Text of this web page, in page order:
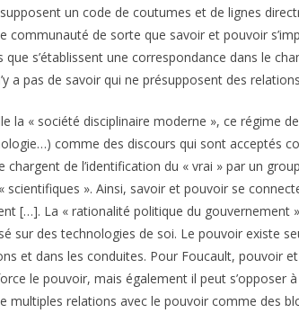
un code de coutumes et de lignes
communauté de sorte que savoir et pouvoir
s’établissent une correspondance dans le
a pas de savoir qui ne présupposent des
la « société disciplinaire moderne », ce régime
comme des discours qui sont acceptés
chargent de l’identification du « vrai » par un
scientifiques ». Ainsi, savoir et pouvoir se
[…]. La « rationalité politique du gouvernement
sur des technologies de soi. Le pouvoir existe
et dans les conduites. Pour Foucault, pouvoir
le pouvoir, mais également il peut s’opposer
multiples relations avec le pouvoir comme des